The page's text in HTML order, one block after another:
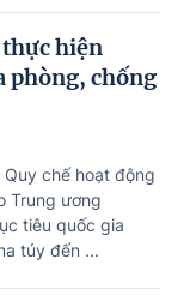
hiện
phòng, chống
chế hoạt động
Trung ương
tiêu quốc gia
túy đến ...